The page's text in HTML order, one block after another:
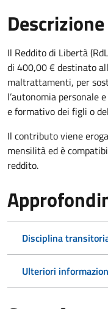
Descrizione
Il Reddito di Libertà
di 400,00 € destinato
maltrattamenti, per
l’autonomia personale
e formativo dei figli o
Il contributo viene
mensilità ed è
reddito.
Disciplina
Ulteriori